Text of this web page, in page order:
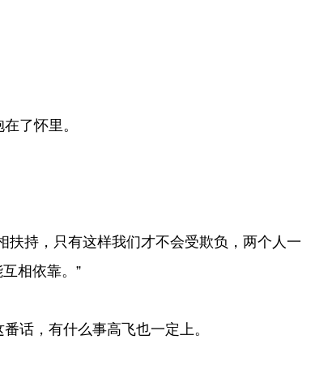
了怀里。
持，只有这样我们才不会受欺负，两个人一
相依靠。”
话，有什么事高飞也一定上。